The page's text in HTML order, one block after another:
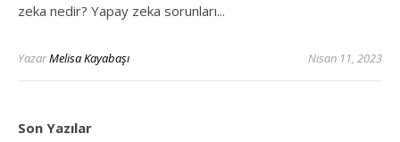
zeka nedir? Yapay zeka sorunları...
YazarMelisa Kayabaşı Nisan 11, 2023
Son Yazılar